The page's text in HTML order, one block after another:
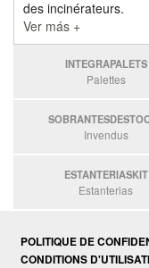
des incinérateurs.
Ver más +
INTEGRAPALETS
Palettes
Invendus
ESTANTERIASKIT
Estanterias
POLITIQUE DE
CONDITIONS